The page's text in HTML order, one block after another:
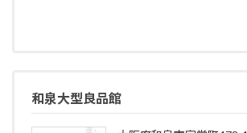
和泉大型良品館